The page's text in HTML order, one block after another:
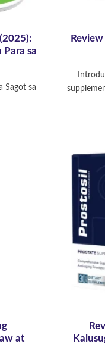
Para sa
Sagot sa
at